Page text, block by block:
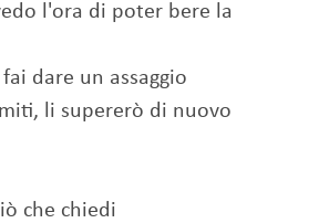
l'ora di poter bere la
dare un assaggio
li supererò di nuovo
che chiedi